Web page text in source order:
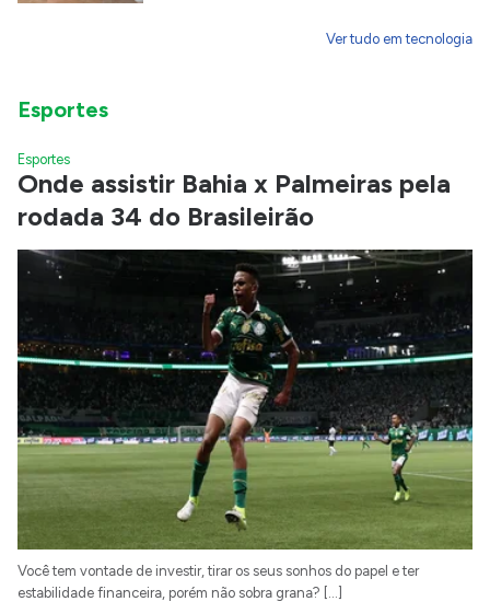
Ver tudo em tecnologia
Esportes
Esportes
Onde assistir Bahia x Palmeiras pela
rodada 34 do Brasileirão
Você tem vontade de investir, tirar os seus sonhos do papel e ter
estabilidade financeira, porém não sobra grana? […]